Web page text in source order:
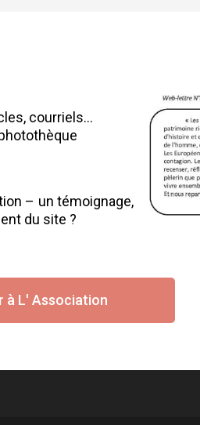
courriels…
– un témoignage,
du site ?
à L' Association